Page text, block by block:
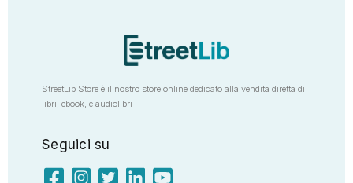
StreetLib Store è il nostro store online dedicato alla vendita diretta di
libri, ebook, e audiolibri
Seguici su